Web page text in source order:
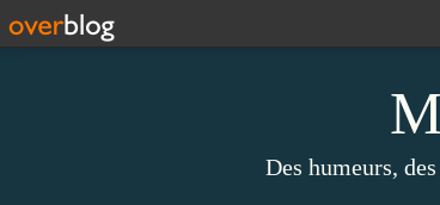
Des humeurs,